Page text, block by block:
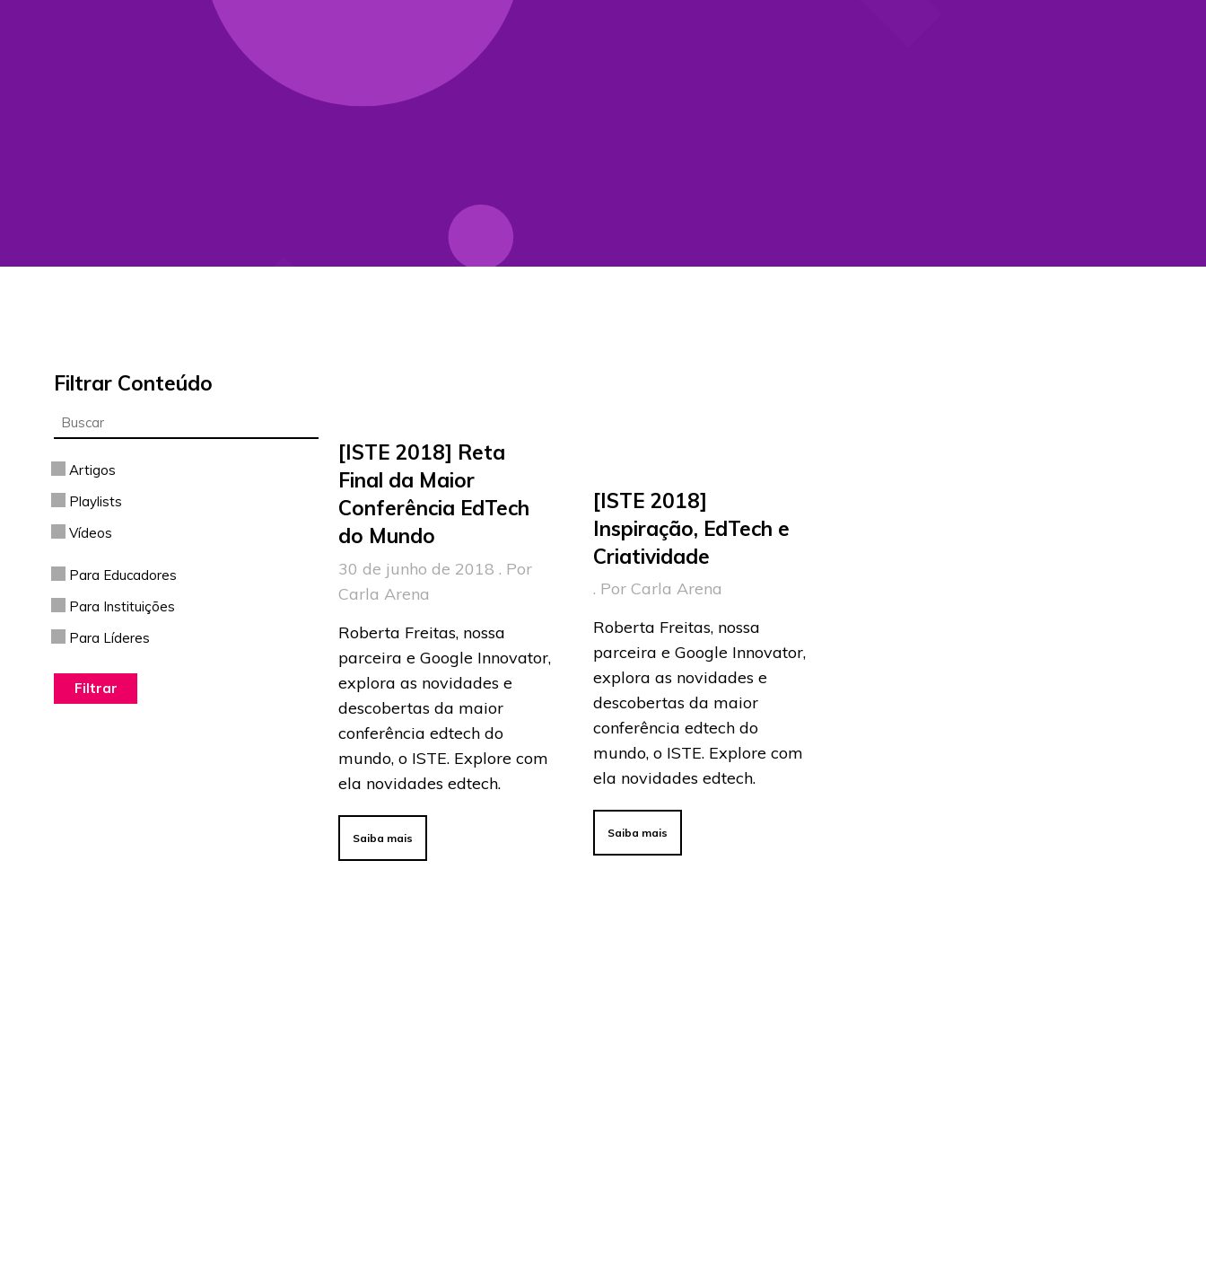
Filtrar Conteúdo
Artigos
Playlists
Vídeos
Para Educadores
Para Instituições
Para Líderes
[ISTE 2018] Reta
Final da Maior
Conferência EdTech
do Mundo
30 de junho de 2018 . Por
Carla Arena
Roberta Freitas, nossa
parceira e Google Innovator,
explora as novidades e
descobertas da maior
conferência edtech do
mundo, o ISTE. Explore com
ela novidades edtech.
Saiba mais
[ISTE 2018]
Inspiração, EdTech e
Criatividade
. Por Carla Arena
Roberta Freitas, nossa
parceira e Google Innovator,
explora as novidades e
descobertas da maior
conferência edtech do
mundo, o ISTE. Explore com
ela novidades edtech.
Saiba mais